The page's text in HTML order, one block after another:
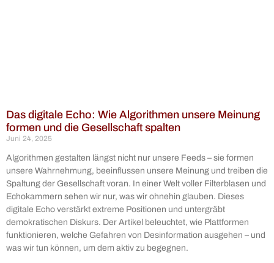
Das digitale Echo: Wie Algorithmen unsere Meinung
formen und die Gesellschaft spalten
Juni 24, 2025
Algorithmen gestalten längst nicht nur unsere Feeds – sie formen
unsere Wahrnehmung, beeinflussen unsere Meinung und treiben die
Spaltung der Gesellschaft voran. In einer Welt voller Filterblasen und
Echokammern sehen wir nur, was wir ohnehin glauben. Dieses
digitale Echo verstärkt extreme Positionen und untergräbt
demokratischen Diskurs. Der Artikel beleuchtet, wie Plattformen
funktionieren, welche Gefahren von Desinformation ausgehen – und
was wir tun können, um dem aktiv zu begegnen.